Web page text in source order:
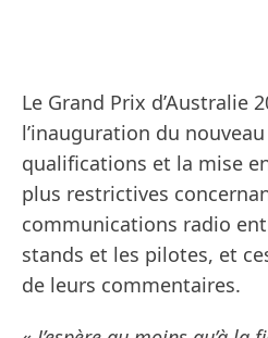
Le Grand Prix d’Australie
l’inauguration du
qualifications et la mise
plus restrictives
communications radio
stands et les pilotes, et
de leurs commentaires.